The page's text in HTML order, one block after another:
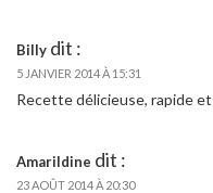
Billy dit :
5 JANVIER 2014 À 15:31
Recette délicieuse, rapide
Amarildine dit :
23 AOÛT 2014 À 20:30